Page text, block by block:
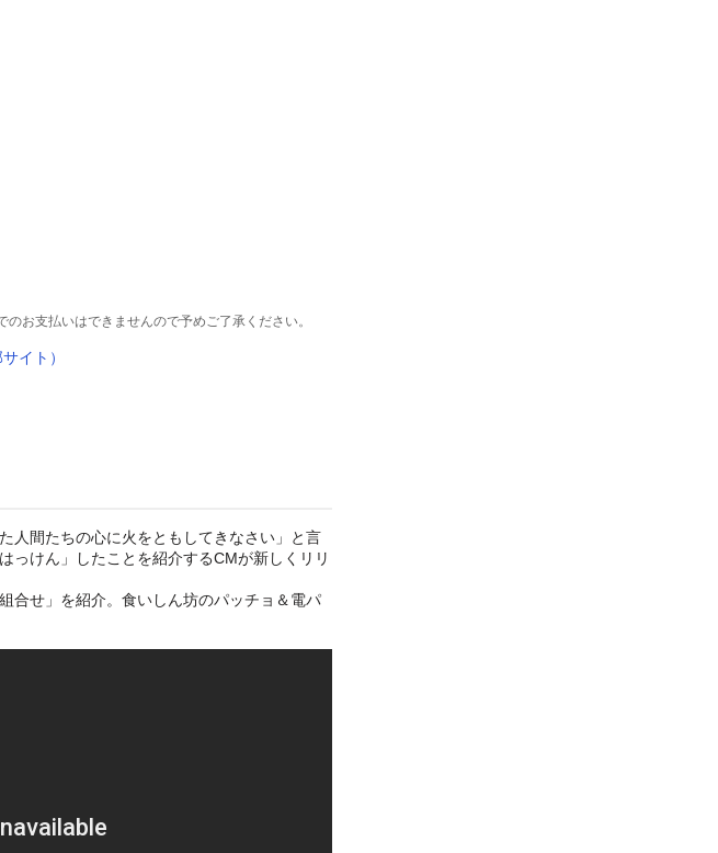
お支払いはできませんので予めご了承ください。
イト）
人間たちの心に火をともしてきなさい」と言
っけん」したことを紹介するCMが新しくリリ
合せ」を紹介。食いしん坊のパッチョ＆電パ